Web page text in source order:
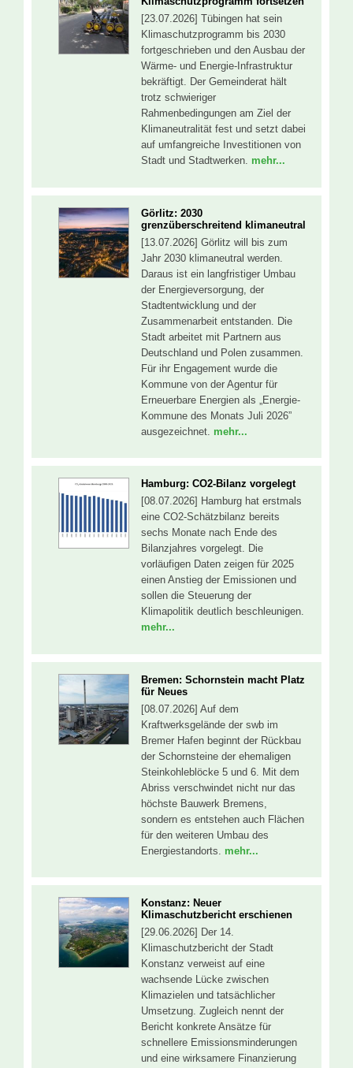
[23.07.2026] Tübingen hat sein
Klimaschutzprogramm bis 2030
fortgeschrieben und den Ausbau der
Wärme- und Energie-Infrastruktur
bekräftigt. Der Gemeinderat hält
trotz schwieriger
Rahmenbedingungen am Ziel der
Klimaneutralität fest und setzt dabei
auf umfangreiche Investitionen von
Stadt und Stadtwerken. mehr...
Görlitz: 2030
grenzüberschreitend klimaneutral
[13.07.2026] Görlitz will bis zum
Jahr 2030 klimaneutral werden.
Daraus ist ein langfristiger Umbau
der Energieversorgung, der
Stadtentwicklung und der
Zusammenarbeit entstanden. Die
Stadt arbeitet mit Partnern aus
Deutschland und Polen zusammen.
Für ihr Engagement wurde die
Kommune von der Agentur für
Erneuerbare Energien als „Energie-
Kommune des Monats Juli 2026”
ausgezeichnet. mehr...
Hamburg: CO2-Bilanz vorgelegt
[08.07.2026] Hamburg hat erstmals
eine CO2-Schätzbilanz bereits
sechs Monate nach Ende des
Bilanzjahres vorgelegt. Die
vorläufigen Daten zeigen für 2025
einen Anstieg der Emissionen und
sollen die Steuerung der
Klimapolitik deutlich beschleunigen.
mehr...
Bremen: Schornstein macht Platz
für Neues
[08.07.2026] Auf dem
Kraftwerksgelände der swb im
Bremer Hafen beginnt der Rückbau
der Schornsteine der ehemaligen
Steinkohleblöcke 5 und 6. Mit dem
Abriss verschwindet nicht nur das
höchste Bauwerk Bremens,
sondern es entstehen auch Flächen
für den weiteren Umbau des
Energiestandorts. mehr...
Konstanz: Neuer
Klimaschutzbericht erschienen
[29.06.2026] Der 14.
Klimaschutzbericht der Stadt
Konstanz verweist auf eine
wachsende Lücke zwischen
Klimazielen und tatsächlicher
Umsetzung. Zugleich nennt der
Bericht konkrete Ansätze für
schnellere Emissionsminderungen
und eine wirksamere Finanzierung